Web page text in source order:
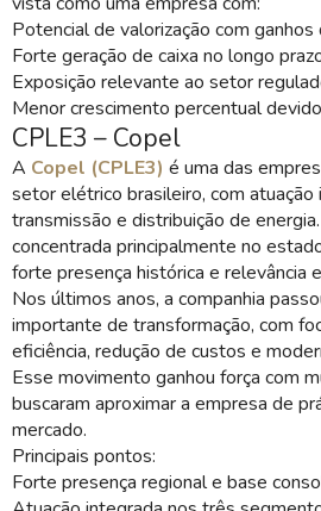
Potencial de valorização com ganhos
Forte geração de caixa no longo
Exposição relevante ao setor
Menor crescimento percentual
CPLE3 – Copel
A Copel (CPLE3) é uma das
setor elétrico brasileiro, com atuação
transmissão e distribuição de
concentrada principalmente no
forte presença histórica e relevância
Nos últimos anos, a companhia
importante de transformação, com
eficiência, redução de custos e
Esse movimento ganhou força com
buscaram aproximar a empresa de
mercado.
Principais pontos:
Forte presença regional e base